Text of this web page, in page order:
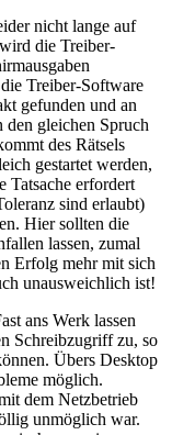
nicht lange auf
die Treiber-
Treiber-Software
gefunden und an
den gleichen Spruch
des Rätsels
gestartet werden,
Tatsache erfordert
sind erlaubt)
Hier sollten die
lassen, zumal
Erfolg mehr mit sich
unausweichlich ist!
ans Werk lassen
Schreibzugriff zu, so
Übers Desktop
möglich.
dem Netzbetrieb
unmöglich war.